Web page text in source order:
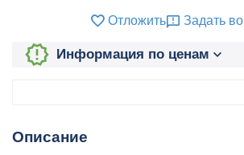
Отложить Задать
Информация по ценам
Описание